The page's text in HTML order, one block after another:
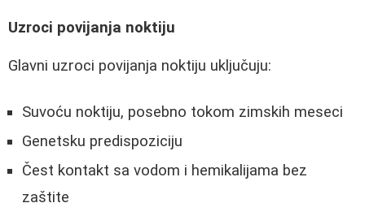
Uzroci povijanja noktiju
Glavni uzroci povijanja noktiju uključuju:
Suvoću noktiju, posebno tokom zimskih meseci
Genetsku predispoziciju
Čest kontakt sa vodom i hemikalijama bez
zaštite